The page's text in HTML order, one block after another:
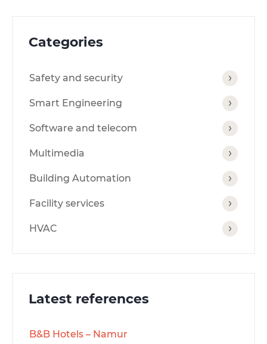
Categories
Safety and security
Smart Engineering
Software and telecom
Multimedia
Building Automation
Facility services
HVAC
Latest references
B&B Hotels – Namur